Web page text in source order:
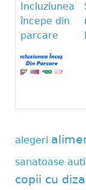
Incluziunea
începe din
parcare
alegeri
sanatoase
copii cu